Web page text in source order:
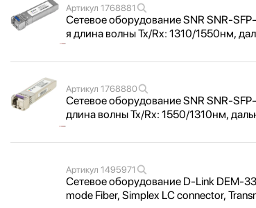
Артикул 1768881
Сетевое оборудование SNR SNR-
я длина волны Tx/Rx: 1310/1550нм,
Артикул 1768880
Сетевое оборудование SNR SNR-
длина волны Tx/Rx: 1550/1310нм,
Артикул 1495971
Сетевое оборудование D-Link DEM-
mode Fiber, Simplex LC connector,